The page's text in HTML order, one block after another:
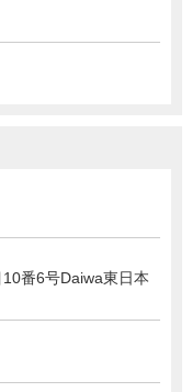
番6号Daiwa東日本